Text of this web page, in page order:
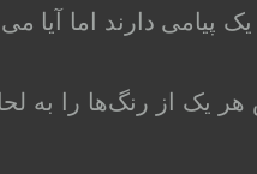
دارند اما آیا
یک از رنگ‌ها را به